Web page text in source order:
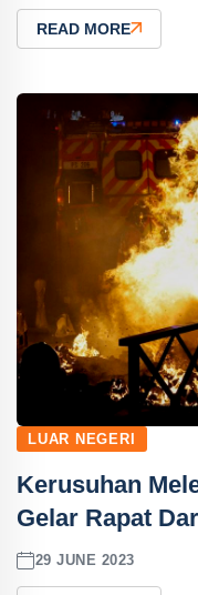
READ MORE
LUAR NEGERI
Kerusuhan
Gelar Rapat
29 JUNE 2023